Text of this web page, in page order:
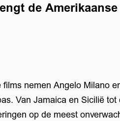
de
films nemen Angelo Milano
Van Jamaica en Sicilië
op de meest